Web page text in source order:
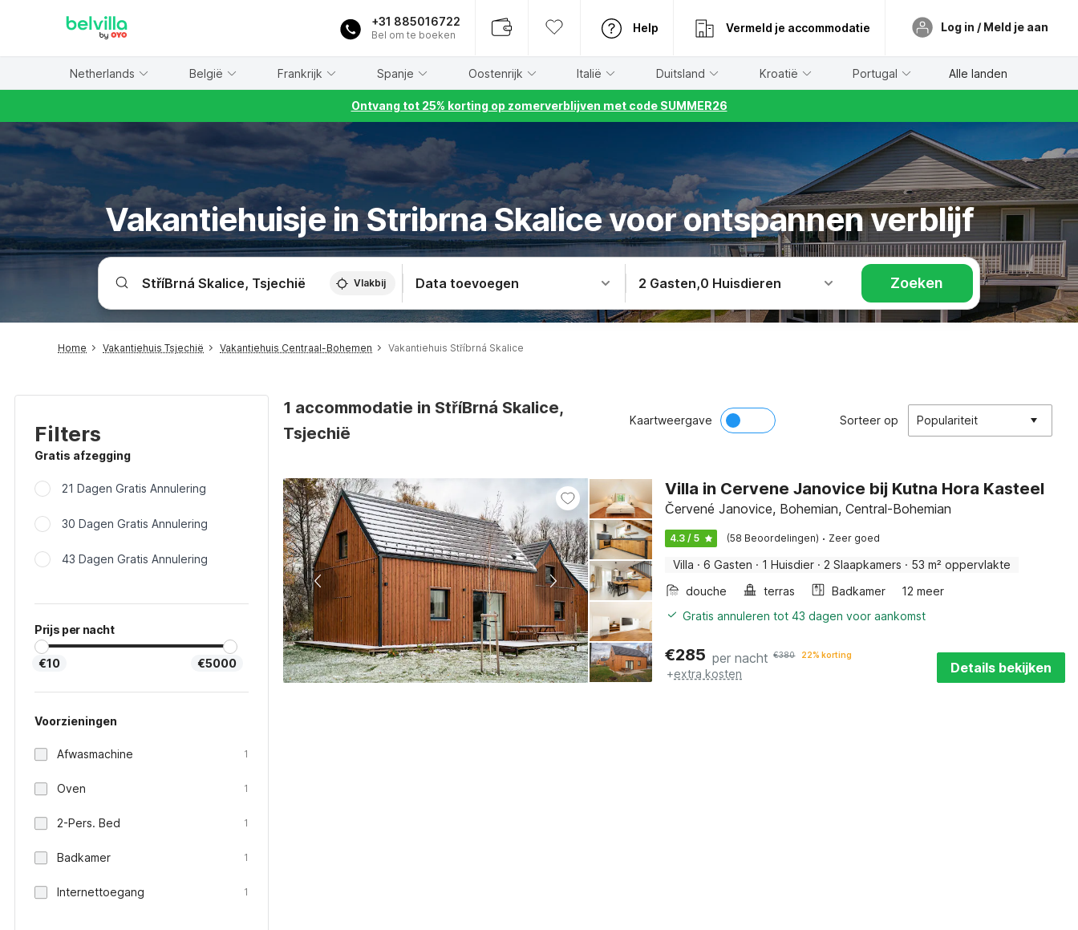
+31 885016722
Bel om te boeken
Help Vermeld je accommodatie Log in / Meld je aan
Netherlands België Frankrijk Spanje Oostenrijk Italië Duitsland Kroatië Portugal Alle landen
Ontvang tot 25% korting op zomerverblijven met code SUMMER26
Vakantiehuisje in Stribrna Skalice voor ontspannen verblijf
Vlakbij Data toevoegen 2 Gasten,0 Huisdieren Zoeken
Home Vakantiehuis Tsjechië Vakantiehuis Centraal-Bohemen Vakantiehuis Stříbrná Skalice
Filters
Gratis afzegging
21 Dagen Gratis Annulering
30 Dagen Gratis Annulering
43 Dagen Gratis Annulering
Prijs per nacht
€10 €5000
Voorzieningen
Afwasmachine 1
Oven 1
2-Pers. Bed 1
Badkamer 1
Internettoegang 1
1 accommodatie in StříBrná Skalice,
Tsjechië
Kaartweergave Sorteer op Populariteit
Villa in Cervene Janovice bij Kutna Hora Kasteel
Červené Janovice, Bohemian, Central-Bohemian
4.3 / 5 (58 Beoordelingen) · Zeer goed
Villa · 6 Gasten · 1 Huisdier · 2 Slaapkamers · 53 m² oppervlakte
douche
terras Badkamer
12 meer
Gratis annuleren tot 43 dagen voor aankomst
€285 per nacht €380 22% korting
+extra kosten Details bekijken